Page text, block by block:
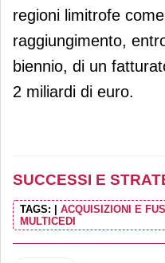
regioni limitrofe
raggiungimento,
biennio, di un
2 miliardi di euro.
SUCCESSI E
TAGS: ACQUISIZIONI E
MULTICEDI